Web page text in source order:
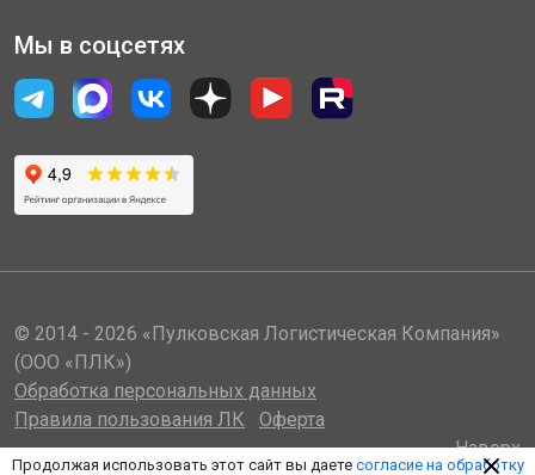
Мы в соцсетях
© 2014 - 2026 «Пулковская Логистическая Компания»
(ООО «ПЛК»)
Обработка персональных данных
Правила пользования ЛК
Оферта
Наверх
Продолжая использовать этот сайт вы даете согласие на обработку